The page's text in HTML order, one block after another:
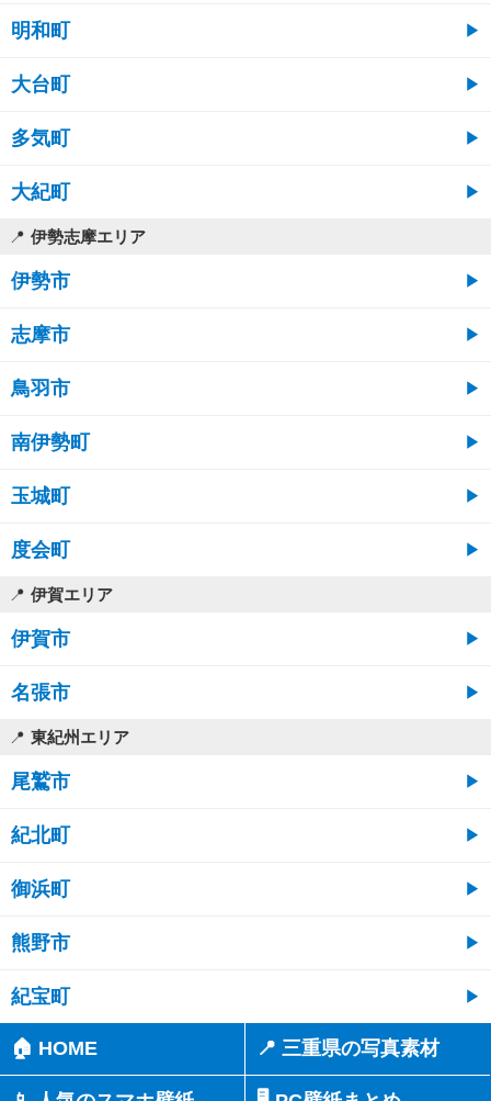
明和町
大台町
多気町
大紀町
伊勢志摩エリア
伊勢市
志摩市
鳥羽市
南伊勢町
玉城町
度会町
伊賀エリア
伊賀市
名張市
東紀州エリア
尾鷲市
紀北町
御浜町
熊野市
紀宝町
🏠 HOME 📍 三重県の写真素材